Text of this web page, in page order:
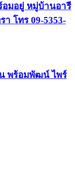
อมอยู่ หมู่บ้านอารี
า โทร 09-5353-
พร้อมพัฒน์ ไพร์